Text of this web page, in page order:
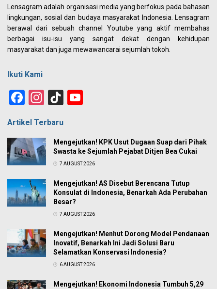
Lensagram adalah organisasi media yang berfokus pada bahasan
lingkungan, sosial dan budaya masyarakat Indonesia. Lensagram
berawal dari sebuah channel Youtube yang aktif membahas
berbagai isu-isu yang sangat dekat dengan kehidupan
masyarakat dan juga mewawancarai sejumlah tokoh.
Ikuti Kami
Facebook
Instagram
TikTok
Artikel Terbaru
Mengejutkan! KPK Usut Dugaan Suap dari Pihak
Swasta ke Sejumlah Pejabat Ditjen Bea Cukai
7 AUGUST 2026
Mengejutkan! AS Disebut Berencana Tutup
Konsulat di Indonesia, Benarkah Ada Perubahan
Besar?
7 AUGUST 2026
Mengejutkan! Menhut Dorong Model Pendanaan
Inovatif, Benarkah Ini Jadi Solusi Baru
Selamatkan Konservasi Indonesia?
6 AUGUST 2026
Mengejutkan! Ekonomi Indonesia Tumbuh 5,29